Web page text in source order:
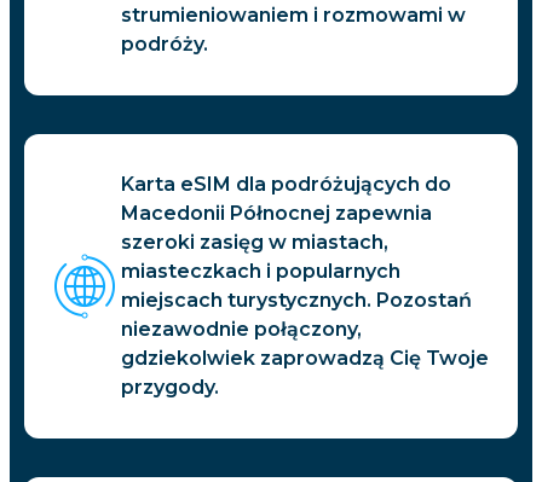
strumieniowaniem i rozmowami w
podróży.
Karta eSIM dla podróżujących do
Macedonii Północnej zapewnia
szeroki zasięg w miastach,
miasteczkach i popularnych
miejscach turystycznych. Pozostań
niezawodnie połączony,
gdziekolwiek zaprowadzą Cię Twoje
przygody.